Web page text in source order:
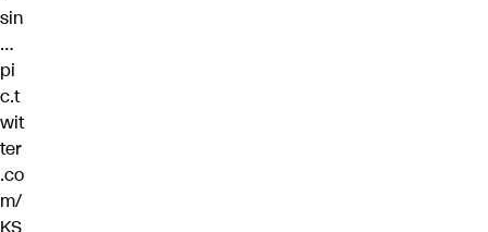
sin
…
pi
c.t
wit
ter
.co
m/